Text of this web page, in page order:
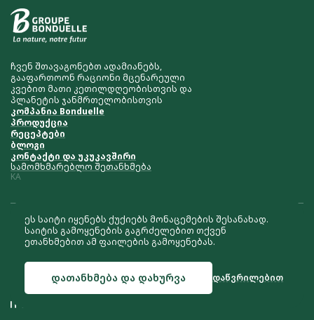
ჩვენ შთავაგონებთ ადამიანებს,
გააფართოონ რაციონი მცენარეული
კვებით მათი კეთილდღეობისთვის და
პლანეტის ჯანმრთელობისთვის
კომპანია Bonduelle
პროდუქცია
რეცეპტები
ბლოგი
კონტაქტი და უკუკავშირი
სამომხმარებლო შეთანხმება
KA
მივესალმებით მასალების კოპირებას და
განთავსებას იმ პირობით, რომ შენარჩუნებულია
ბმული ჩვენს საიტზე საერთაშორისო საიტი
© 2026 Bonduelle საქართველო
საიტის შექმნა
ეს საიტი იყენებს ქუქიებს მონაცემების შესანახად.
საიტის გამოყენების გაგრძელებით თქვენ
ეთანხმებით ამ ფაილების გამოყენებას.
დათანხმება და დახურვა დაწვრილებით